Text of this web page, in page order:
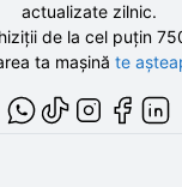
actualizate zilnic.
de la cel puțin
ta mașină te